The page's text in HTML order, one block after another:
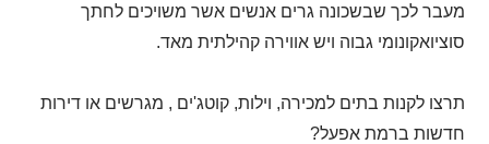
מעבר לכך שבשכונה גרים אנשים אשר משויכים לחתך
סוציואקונומי גבוה ויש אווירה קהילתית מאד.
תרצו לקנות בתים למכירה, וילות, קוטג'ים , מגרשים או דירות
חדשות ברמת אפעל?